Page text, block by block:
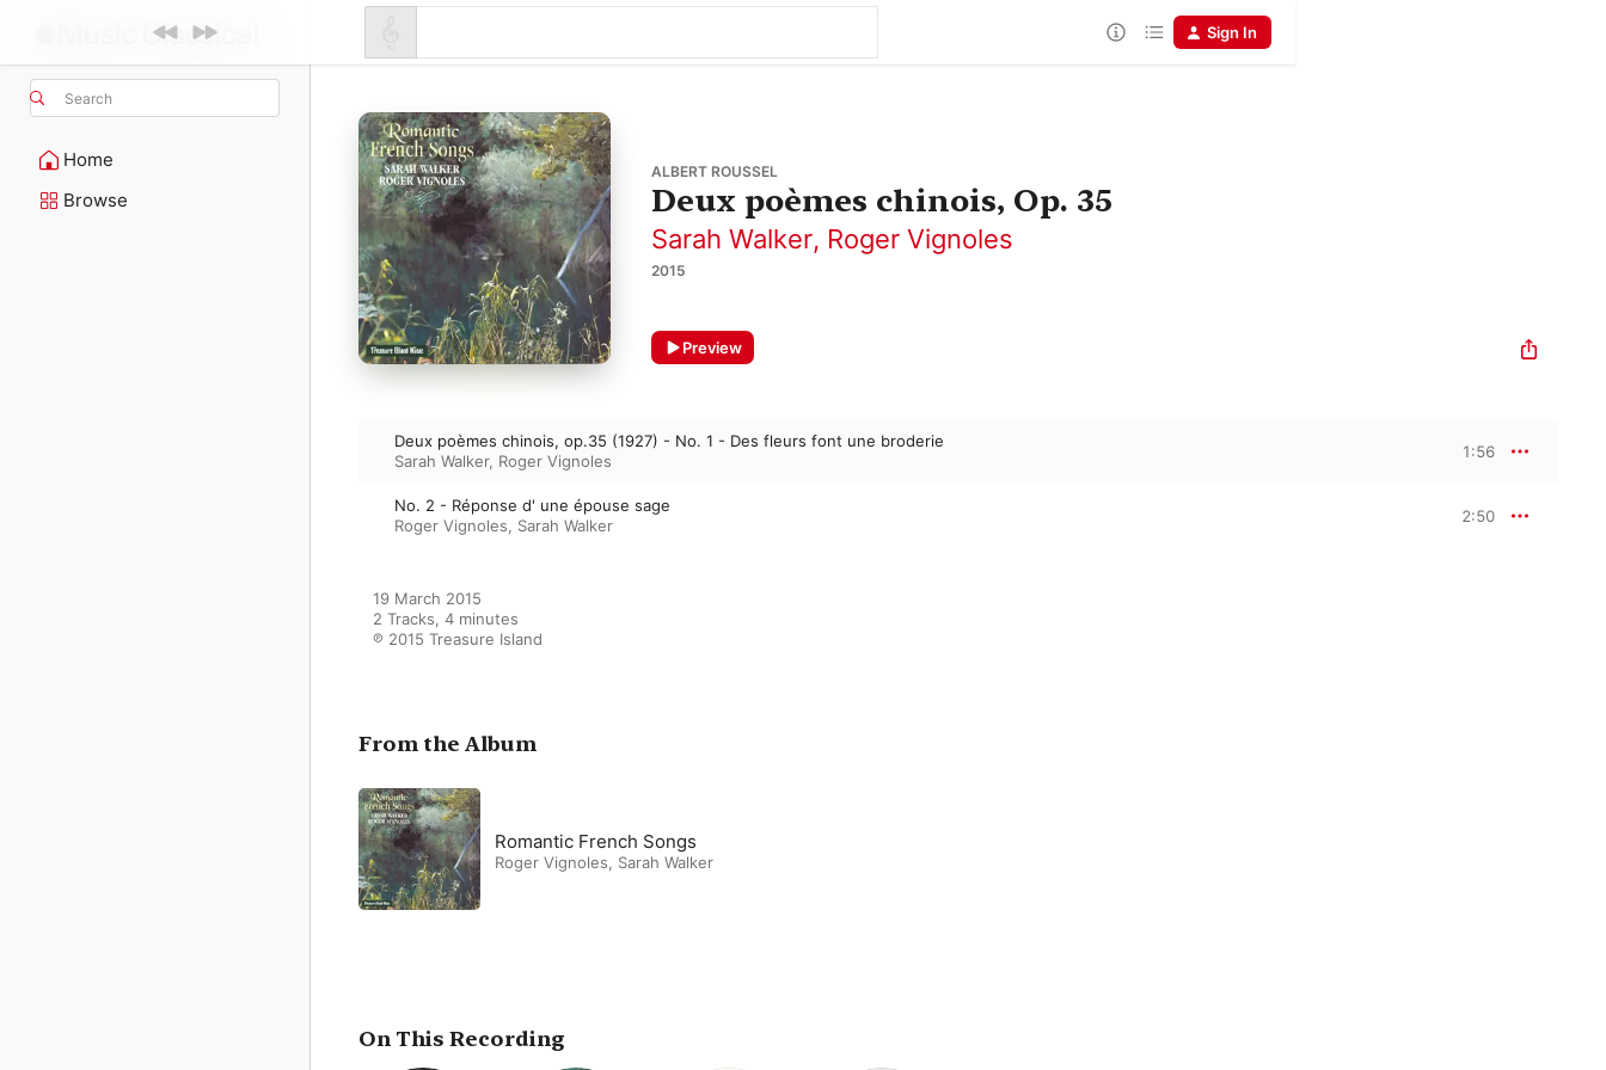
Search
Home
Browse
Sign In
ALBERT ROUSSEL
Deux poèmes chinois, Op. 35
Sarah Walker, Roger Vignoles
2015
Preview
Deux poèmes chinois, op.35 (1927) - No. 1 - Des fleurs font une broderie
Sarah Walker, Roger Vignoles
1:56
No. 2 - Réponse d' une épouse sage
Roger Vignoles, Sarah Walker
2:50
19 March 2015
2 Tracks, 4 minutes
℗ 2015 Treasure Island
From the Album
Romantic French Songs
Roger Vignoles, Sarah Walker
On This Recording